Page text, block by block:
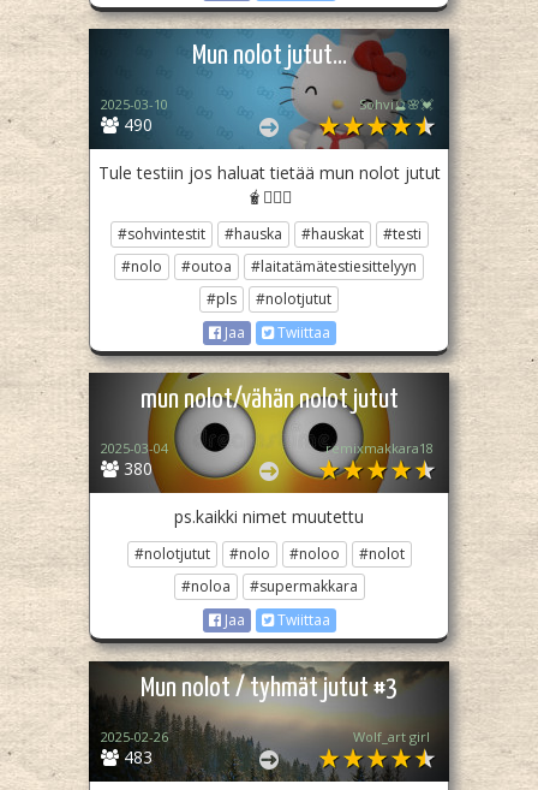
Mun nolot jutut...
490
2025-03-10 Sohvi🔮🌸💓
Tule testiin jos haluat tietää mun nolot jutut
🧋👍🏻🤗
#sohvintestit #hauska #hauskat
#testi
#nolo
#outoa
#laitatämätestiesittelyyn
#pls
#nolotjutut
Jaa
Twiittaa
mun nolot/vähän nolot jutut
380
2025-03-04 remixmakkara18
ps.kaikki nimet muutettu
#nolotjutut #nolo #noloo
#nolot
#noloa
#supermakkara
Jaa
Twiittaa
Mun nolot / tyhmät jutut #3
483
2025-02-26 Wolf_art girl ‎